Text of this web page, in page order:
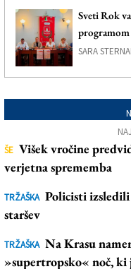
Sveti Rok
programom
SARA
ŠE Višek vročine
verjetna sprememba
TRŽAŠKA Policisti
staršev
TRŽAŠKA Na Krasu
»supertropsko« noč, ki